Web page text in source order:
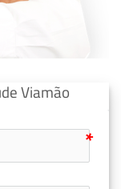
Viamão